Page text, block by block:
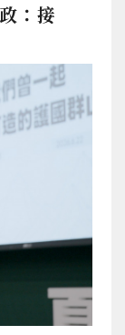
：接